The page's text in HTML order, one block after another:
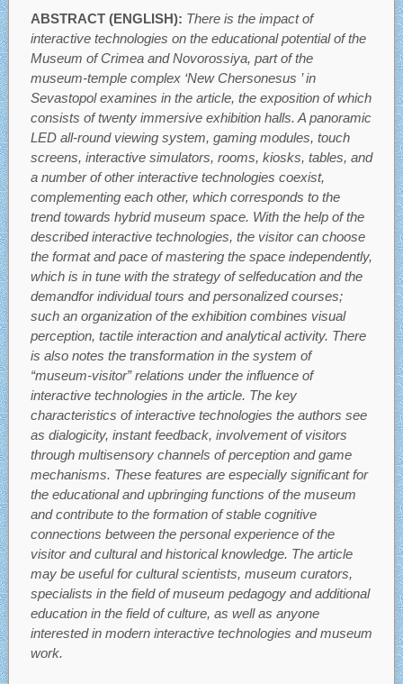
ABSTRACT (ENGLISH): There is the impact of
interactive technologies on the educational potential of the
Museum of Crimea and Novorossiya, part of the
museum-temple complex ‘New Chersonesus ’ in
Sevastopol examines in the article, the exposition of which
consists of twenty immersive exhibition halls. A panoramic
LED all-round viewing system, gaming modules, touch
screens, interactive simulators, rooms, kiosks, tables, and
a number of other interactive technologies coexist,
complementing each other, which corresponds to the
trend towards hybrid museum space. With the help of the
described interactive technologies, the visitor can choose
the format and pace of mastering the space independently,
which is in tune with the strategy of selfeducation and the
demandfor individual tours and personalized courses;
such an organization of the exhibition combines visual
perception, tactile interaction and analytical activity. There
is also notes the transformation in the system of
“museum-visitor” relations under the influence of
interactive technologies in the article. The key
characteristics of interactive technologies the authors see
as dialogicity, instant feedback, involvement of visitors
through multisensory channels of perception and game
mechanisms. These features are especially significant for
the educational and upbringing functions of the museum
and contribute to the formation of stable cognitive
connections between the personal experience of the
visitor and cultural and historical knowledge. The article
may be useful for cultural scientists, museum curators,
specialists in the field of museum pedagogy and additional
education in the field of culture, as well as anyone
interested in modern interactive technologies and museum
work.